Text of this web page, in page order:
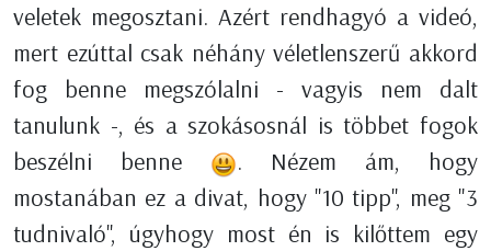
veletek megosztani. Azért rendhagyó a videó,
mert ezúttal csak néhány véletlenszerű akkord
fog benne megszólalni - vagyis nem dalt
tanulunk -, és a szokásosnál is többet fogok
beszélni benne
. Nézem ám, hogy
mostanában ez a divat, hogy "10 tipp", meg "3
tudnivaló", úgyhogy most én is kilőttem egy